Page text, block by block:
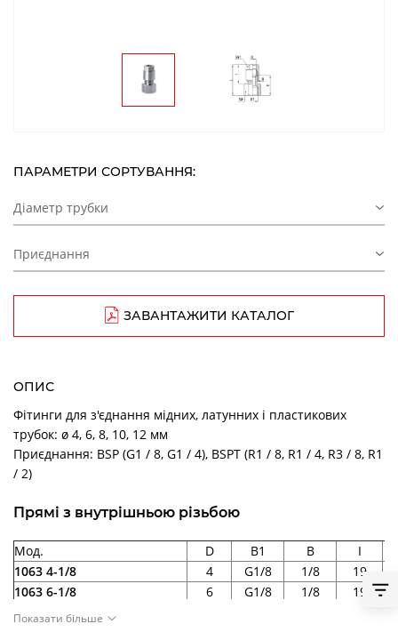
ПАРАМЕТРИ СОРТУВАННЯ:
Діаметр трубки
Приєднання
ЗАВАНТАЖИТИ КАТАЛОГ
ОПИС
Фітинги для з'єднання мідних, латунних і пластикових
трубок: ø 4, 6, 8, 10, 12 мм
Приєднання: BSP (G1 / 8, G1 / 4), BSPT (R1 / 8, R1 / 4, R3 / 8, R1
/ 2)
Прямі з внутрішньою різьбою
Мод. D B1 B
I
1063 4-1/8
4 G1/8 1/8
19
1063 6-1/8
6 G1/8 1/8
19
1063 6-1/4
Показати більше